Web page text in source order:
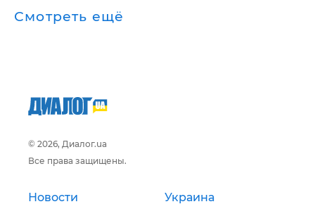
Смотреть ещё
© 2026, Диалог.ua
Все права защищены.
Новости Украина